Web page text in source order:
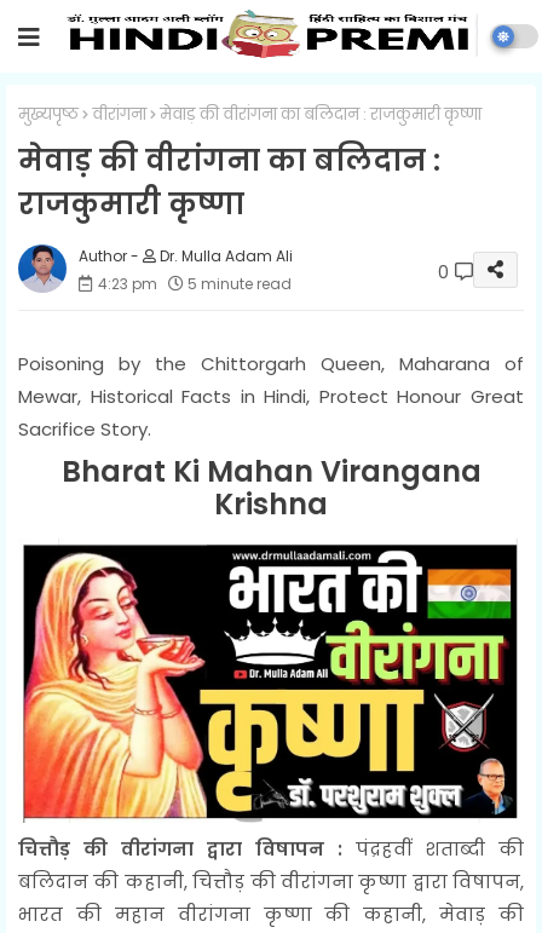
मुख्यपृष्ठ वीरांगना मेवाड़ की वीरांगना का बलिदान : राजकुमारी कृष्णा
मेवाड़ की वीरांगना का बलिदान :
राजकुमारी कृष्णा
Dr. Mulla Adam Ali
4:23 pm
5 minute read 0
Poisoning by the Chittorgarh Queen, Maharana of
Mewar, Historical Facts in Hindi, Protect Honour Great
Sacrifice Story.
Bharat Ki Mahan Virangana
Krishna
चित्तौड़ की वीरांगना द्वारा विषापन : पंद्रहवीं शताब्दी की
बलिदान की कहानी, चित्तौड़ की वीरांगना कृष्णा द्वारा विषापन,
भारत की महान वीरांगना कृष्णा की कहानी, मेवाड़ की